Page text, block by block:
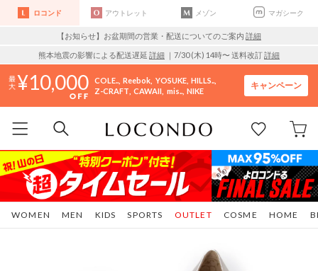
ロコンド アウトレット メゾン マガシーク
【お知らせ】お盆期間の営業・配送についてのご案内 詳細
熊本地震の影響による配送遅延 詳細 ｜7/30 (木) 14時〜 送料改訂詳細
10,000 COLE.. Reebok YOSUKE HILLS..
Z-CRAFT CAWAII mis.. NIKE
キャンペーン
WOMEN MEN KIDS SPORTS COSME HOME
OUTLET